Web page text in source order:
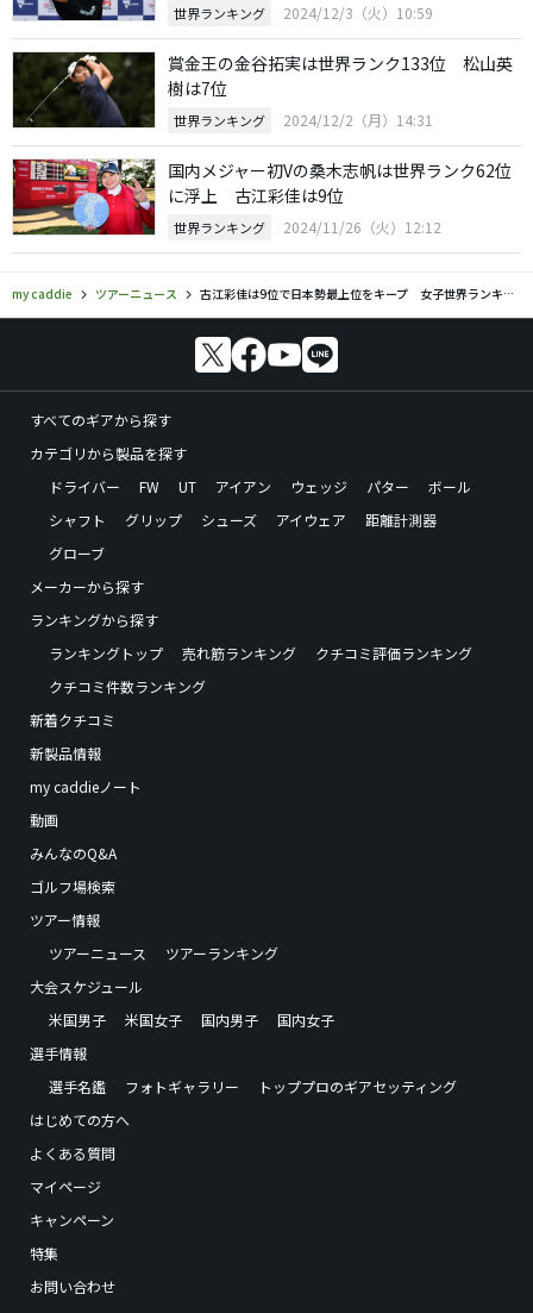
世界ランキング 2024/12/3（火）10:59
賞金王の金谷拓実は世界ランク133位 松山英
樹は7位
世界ランキング 2024/12/2（月）14:31
国内メジャー初Vの桑木志帆は世界ランク62位
に浮上 古江彩佳は9位
世界ランキング 2024/11/26（火）12:12
my caddie ツアーニュース 古江彩佳は9位で日本勢最上位をキープ 女子世界ランキング
すべてのギアから探す
カテゴリから製品を探す
ドライバー
FW UT アイアン ウェッジ パター
ボール
シャフト
グリップ シューズ アイウェア
距離計測器
グローブ
メーカーから探す
ランキングから探す
ランキングトップ
売れ筋ランキング
クチコミ評価ランキング
クチコミ件数ランキング
新着クチコミ
新製品情報
my caddieノート
動画
みんなのQ&A
ゴルフ場検索
ツアー情報
ツアーニュース
ツアーランキング
大会スケジュール
米国男子
米国女子 国内男子
国内女子
選手情報
選手名鑑
フォトギャラリー
トッププロのギアセッティング
はじめての方へ
よくある質問
マイページ
キャンペーン
特集
お問い合わせ